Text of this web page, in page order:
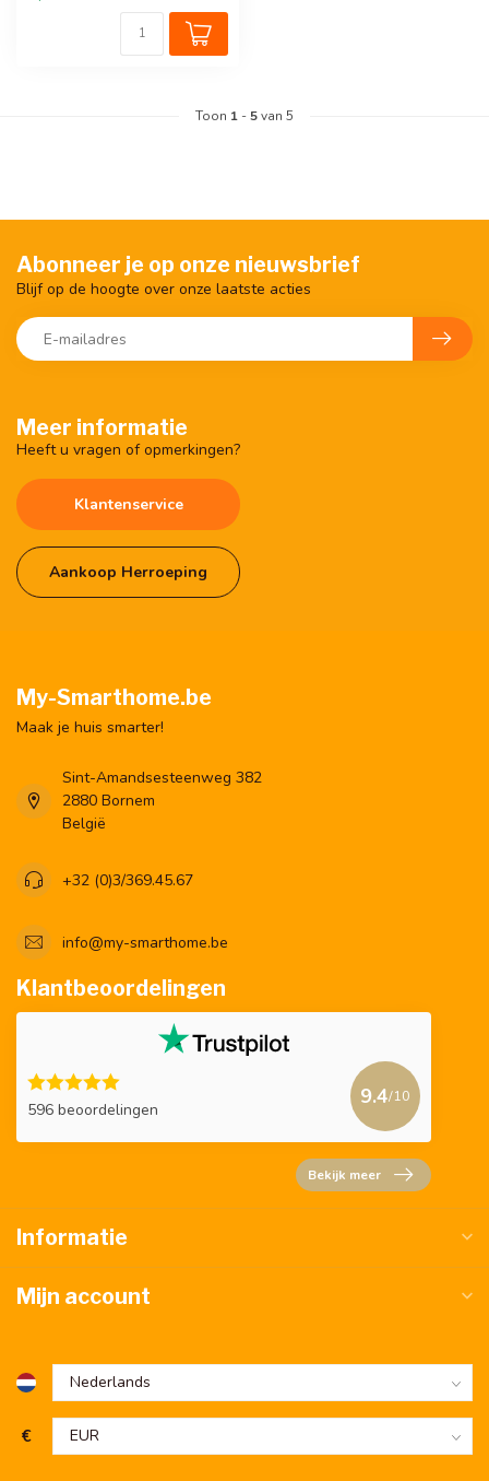
Toon 1 -5van 5
Meer informatie
Heeft u vragen of opmerkingen?
Klantenservice
Aankoop Herroeping
Abonneer je op onze nieuwsbrief
Blijf op de hoogte over onze laatste acties
My-Smarthome.be
Maak je huis smarter!
Sint-Amandsesteenweg 382
2880 Bornem
België
+32 (0)3/369.45.67
info@my-smarthome.be
Klantbeoordelingen
596 beoordelingen
9.4/10
Bekijk meer
Informatie
Mijn account
€